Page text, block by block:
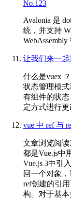
No.123
Avalonia 是
统，并支持
WebAssembly
让我们来一起
什么是vuex
状态管理模
有组件的状
定方式进行更
vue 中 ref 与
文章浏览阅读
都是Vue.js中
Vue.js 3中引
回一个对象
ref创建的引
构。对于基本